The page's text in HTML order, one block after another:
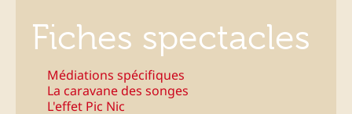
Fiches spectacles
Médiations spécifiques
La caravane des songes
L'effet Pic Nic